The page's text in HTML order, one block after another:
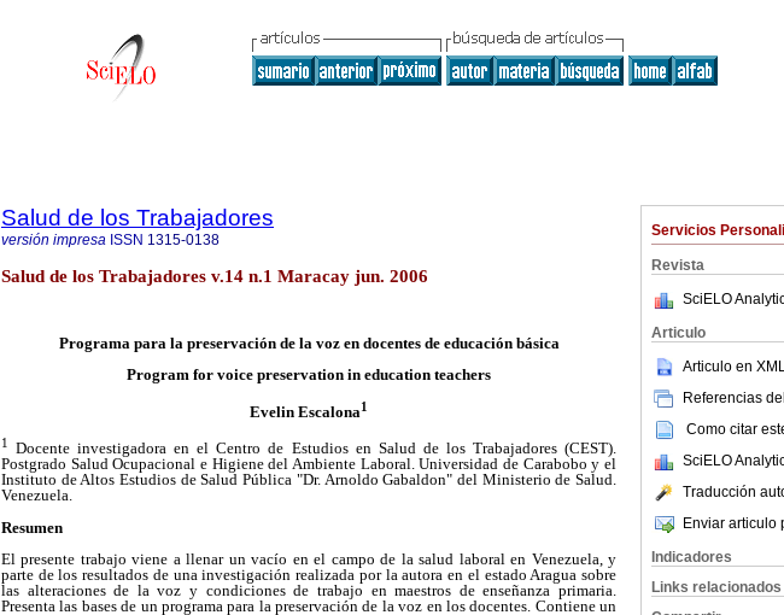
Servicios
Revista
SciELO
Articulo
Articulo en XML
Referencias
Como citar
SciELO
Traducción
Enviar articulo
Indicadores
Links relacionados
Salud de los Trabajadores
versión impresa ISSN 1315-0138
Salud de los Trabajadores v.14 n.1 Maracay jun. 2006
Programa para la preservación de la voz en docentes de educación básica
Program for voice preservation in education teachers
Evelin Escalona1
1
Docente investigadora en el Centro de Estudios en Salud de los Trabajadores (CEST).
Postgrado Salud Ocupacional e Higiene del Ambiente Laboral. Universidad de Carabobo y el
Instituto de Altos Estudios de Salud Pública "Dr. Arnoldo Gabaldon" del Ministerio de Salud.
Venezuela.
Resumen
El presente trabajo viene a llenar un vacío en el campo de la salud laboral en Venezuela, y
parte de los resultados de una investigación realizada por la autora en el estado Aragua sobre
las alteraciones de la voz y condiciones de trabajo en maestros de enseñanza primaria.
Presenta las bases de un programa para la preservación de la voz en los docentes. Contiene un